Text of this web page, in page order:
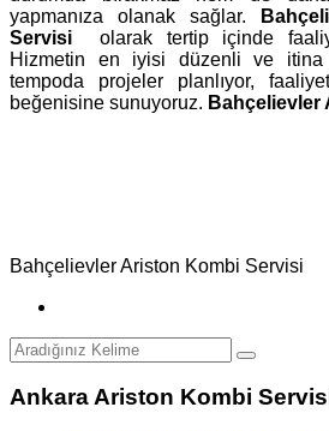
yapmanıza olanak sağlar.
Servisi olarak tertip içinde
Hizmetin en iyisi düzenli ve itina
tempoda projeler planlıyor,
beğenisine sunuyoruz. Bahçelievler
Bahçelievler Ariston Kombi Servisi
Ankara Ariston Kombi